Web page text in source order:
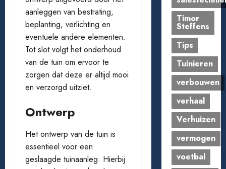
aanleggen van bestrating,
beplanting, verlichting en
eventuele andere elementen.
Tot slot volgt het onderhoud
van de tuin om ervoor te
zorgen dat deze er altijd mooi
en verzorgd uitziet.
Ontwerp
Het ontwerp van de tuin is
essentieel voor een
geslaagde tuinaanleg. Hierbij
Timor
Steffens
Tips
Tuinieren
verbouwen
verhaal
Verhuizen
vermogen
voetbal